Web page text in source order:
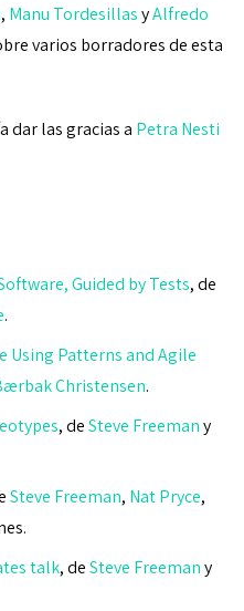
, Manu TordesillasyAlfredo
varios borradores de esta
dar las gracias a Petra Nesti
Guided by Tests, de
.
Using Patterns and Agile
Christensen.
, deSteve Freemany
Steve Freeman, Nat Pryce,
talk, deSteve Freemany